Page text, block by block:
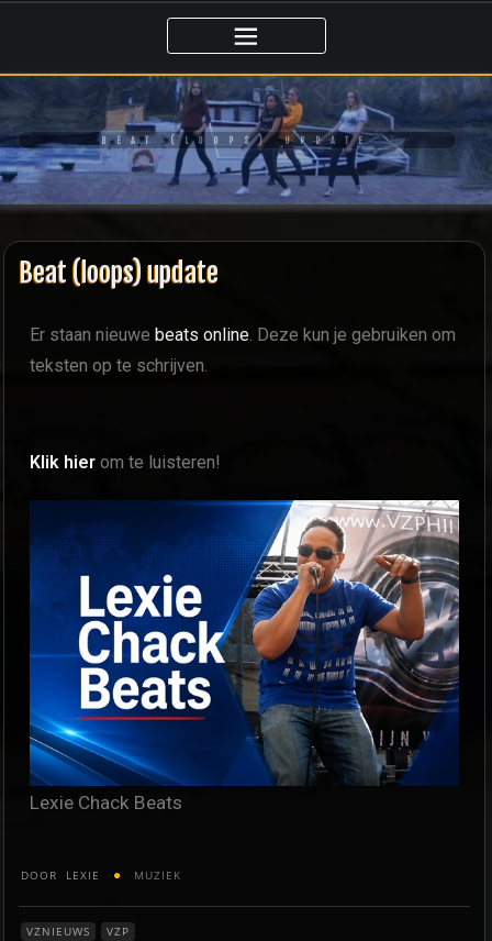
BEAT (LOOPS) UPDATE
Beat (loops) update
Er staan nieuwe beats online . Deze kun je gebruiken om
teksten op te schrijven.
Klik hier om te luisteren!
Lexie Chack Beats
DOOR LEXIE MUZIEK
VZNIEUWS VZP